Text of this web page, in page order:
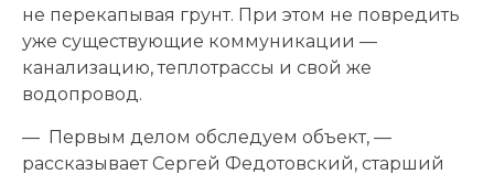
не перекапывая грунт. При этом не повредить
уже существующие коммуникации —
канализацию, теплотрассы и свой же
водопровод.
— Первым делом обследуем объект, —
рассказывает Сергей Федотовский, старший